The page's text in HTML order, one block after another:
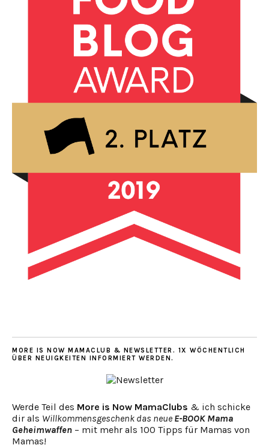
MORE IS NOW MAMACLUB & NEWSLETTER. 1X WÖCHENTLICH
ÜBER NEUIGKEITEN INFORMIERT WERDEN.
Werde Teil des More is Now MamaClubs & ich schicke
dir als Willkommensgeschenk das neue E-BOOK Mama
Geheimwaffen – mit mehr als 100 Tipps für Mamas von
Mamas!